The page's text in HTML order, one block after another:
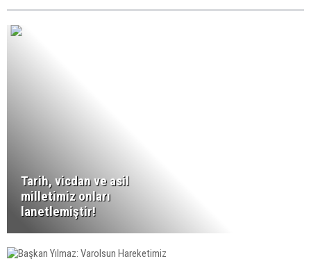
Tarih, vicdan ve asil
milletimiz onları
lanetlemiştir!